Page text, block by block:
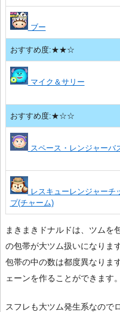
ブー
おすすめ度:★★☆
マイク＆サリー
おすすめ度:★☆☆
スペース・レンジャーバ
レスキューレンジャーチ
プ(チャーム)
まきまきドナルドは、ツムを
の包帯が大ツム扱いになります
包帯の中の数は都度異なりま
ェーンを作ることができます。
スフレも大ツム発生系なので